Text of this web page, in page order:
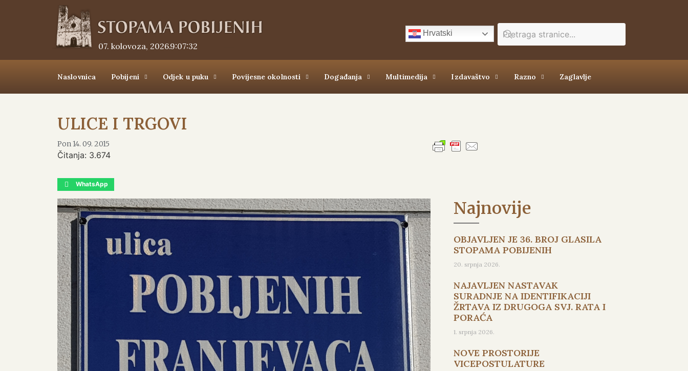
Hrvatski
07. kolovoza, 2026.9:07:32
Naslovnica Pobijeni Odjek u puku Povijesne okolnosti Događanja Multimedija Izdavaštvo Razno Zaglavlje
ULICE I TRGOVI
Pon 14. 09. 2015
Čitanja: 3.674
WhatsApp
Najnovije
OBJAVLJEN JE 36. BROJ GLASILA
STOPAMA POBIJENIH
20. srpnja 2026.
NAJAVLJEN NASTAVAK
SURADNJE NA IDENTIFIKACIJI
ŽRTAVA IZ DRUGOGA SVJ. RATA I
PORAĆA
1. srpnja 2026.
NOVE PROSTORIJE
VICEPOSTULATURE